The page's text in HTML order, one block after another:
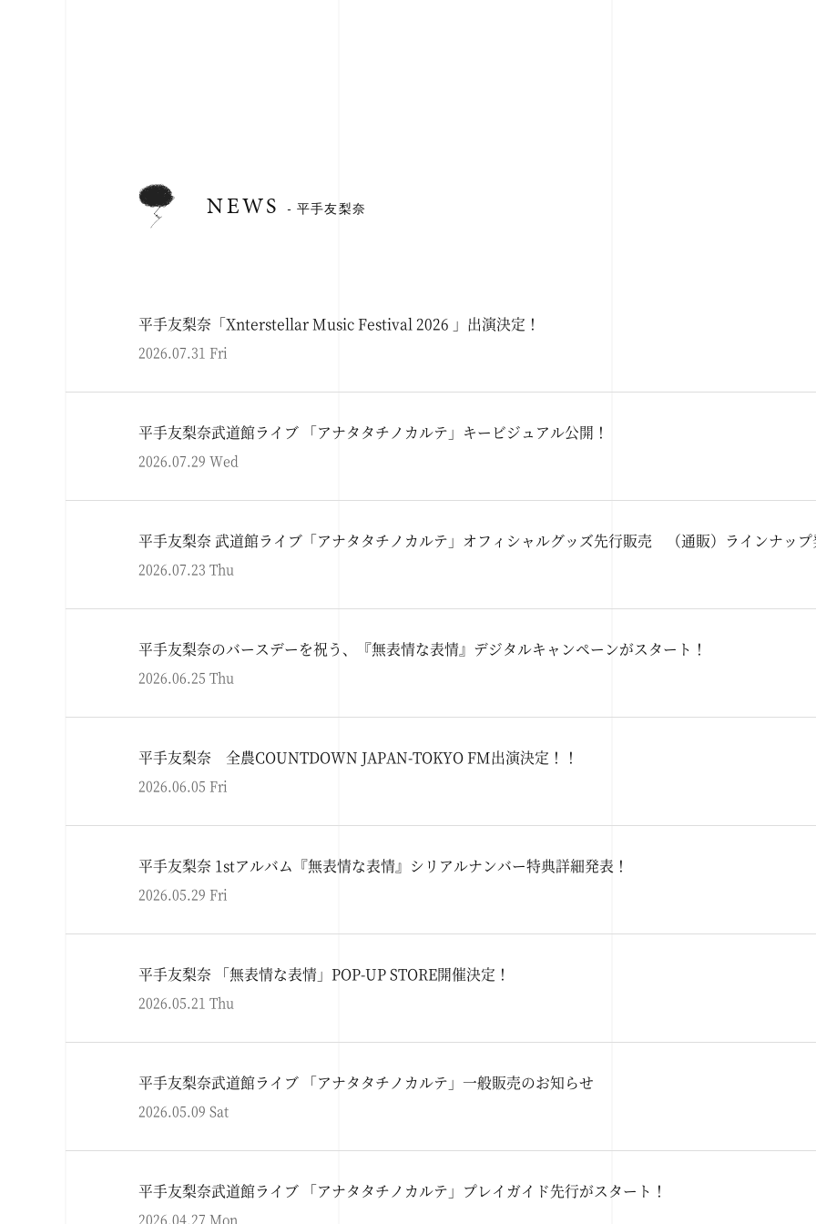
NEWS - 平手友梨奈
平手友梨奈「Xnterstellar Music Festival 2026 」出演決定！
2026.07.31 Fri
平手友梨奈武道館ライブ 「アナタタチノカルテ」キービジュアル公開！
2026.07.29 Wed
平手友梨奈 武道館ライブ「アナタタチノカルテ」オフィシャルグッズ先行販売 （通販）ラインナッ
2026.07.23 Thu
平手友梨奈のバースデーを祝う、『無表情な表情』デジタルキャンペーンがスタート！
2026.06.25 Thu
平手友梨奈 全農COUNTDOWN JAPAN-TOKYO FM出演決定！！
2026.06.05 Fri
平手友梨奈 1stアルバム『無表情な表情』シリアルナンバー特典詳細発表！
2026.05.29 Fri
平手友梨奈 「無表情な表情」POP-UP STORE開催決定！
2026.05.21 Thu
平手友梨奈武道館ライブ 「アナタタチノカルテ」一般販売のお知らせ
2026.05.09 Sat
平手友梨奈武道館ライブ 「アナタタチノカルテ」プレイガイド先行がスタート！
2026.04.27 Mon